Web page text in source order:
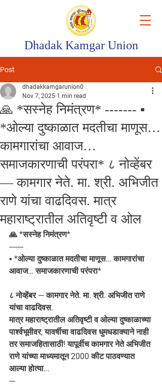
Dhadak Kamgar Union
Post
🙏 *सस्नेह निमंत्रण* ------- ▪️
*ओल्या दुष्काळात मदतीचा माणूस…
कामगारांचा आवाज…
समाजकारणाची परंपरा* ८ नोव्हेंबर
— कामगार नेते. मा. श्री. अभिजीत
राणे यांचा वाढदिवस. मात्र
महाराष्ट्रातील अतिवृष्टी व ओल
dhadakkamgarunion0
Nov 7, 2025 1 min read
🙏 *सस्नेह निमंत्रण*
-------
▪️ *ओल्या दुष्काळात मदतीचा माणूस… कामगारांचा
आवाज… समाजकारणाची परंपरा*
८ नोव्हेंबर — कामगार नेते. मा. श्री. अभिजीत राणे
यांचा वाढदिवस.
मात्र महाराष्ट्रातील अतिवृष्टी व ओल्या दुष्काळाच्या
पार्श्वभूमीवर, यावर्षीचा वाढदिवस धुमधडाक्याने नाही
तर समाजहितासाठी! यापूर्वीच कामगार नेते अभिजीत
राणे यांच्या माध्यमातून 2000 कीट पाठवण्यात
आल्या होत्या...
---